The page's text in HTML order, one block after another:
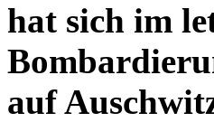
hat sich im
auf